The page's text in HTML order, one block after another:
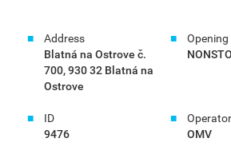
Address
Blatná na Ostrove č.
700, 930 32 Blatná na
Ostrove
ID
9476
Operator
OMV